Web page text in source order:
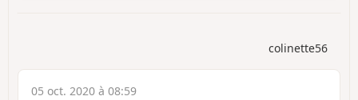
colinette56
05 oct. 2020 à 08:59